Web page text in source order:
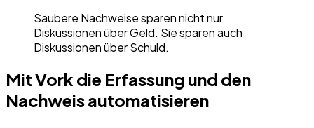
Saubere Nachweise sparen nicht nur
Diskussionen über Geld. Sie sparen auch
Diskussionen über Schuld.
Mit Vork die Erfassung und den
Nachweis automatisieren